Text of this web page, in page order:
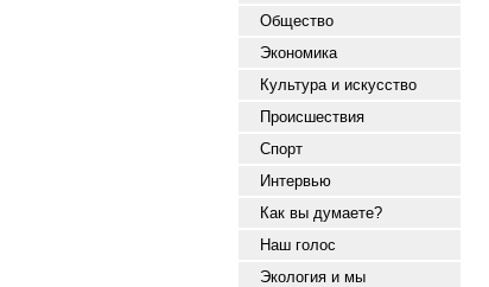
Общество
Экономика
Культура и искусство
Происшествия
Спорт
Интервью
Как вы думаете?
Наш голос
Экология и мы